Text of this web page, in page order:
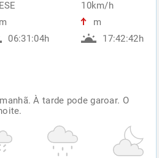
ESE
m
06:31:04h
10km/h
m
17:42:42h
À tarde pode garoar. O